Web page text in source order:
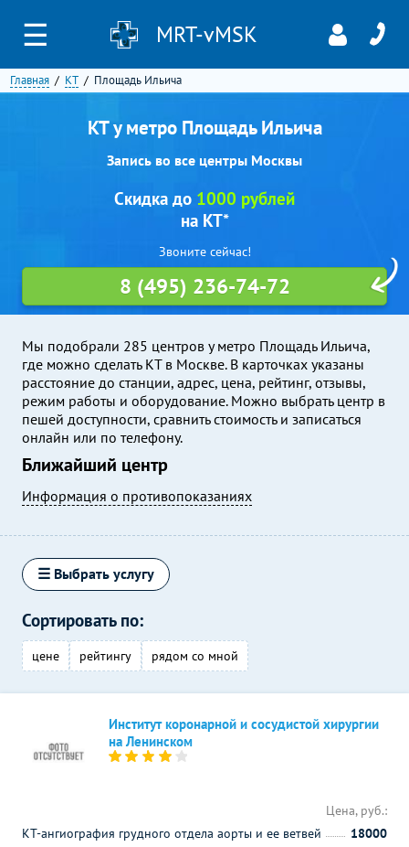
☰ MRT-vMSK
Главная КТ Площадь Ильича
КТ у метро Площадь Ильича
Запись во все центры Москвы
Мы подобрали 285 центров у метро Площадь Ильича,
где можно сделать КТ в Москве. В карточках указаны
расстояние до станции, адрес, цена, рейтинг, отзывы,
режим работы и оборудование. Можно выбрать центр в
пешей доступности, сравнить стоимость и записаться
онлайн или по телефону.
Ближайший центр
Информация о противопоказаниях
Скидка до 1000 рублей
на КТ*
Звоните сейчас!
8 (495) 236-74-72
☰ Выбрать услугу
Сортировать по:
цене рейтингу рядом со мной
Институт коронарной и сосудистой хирургии
на Ленинском
Цена, руб.:
КТ-ангиография грудного отдела аорты и ее ветвей
18000